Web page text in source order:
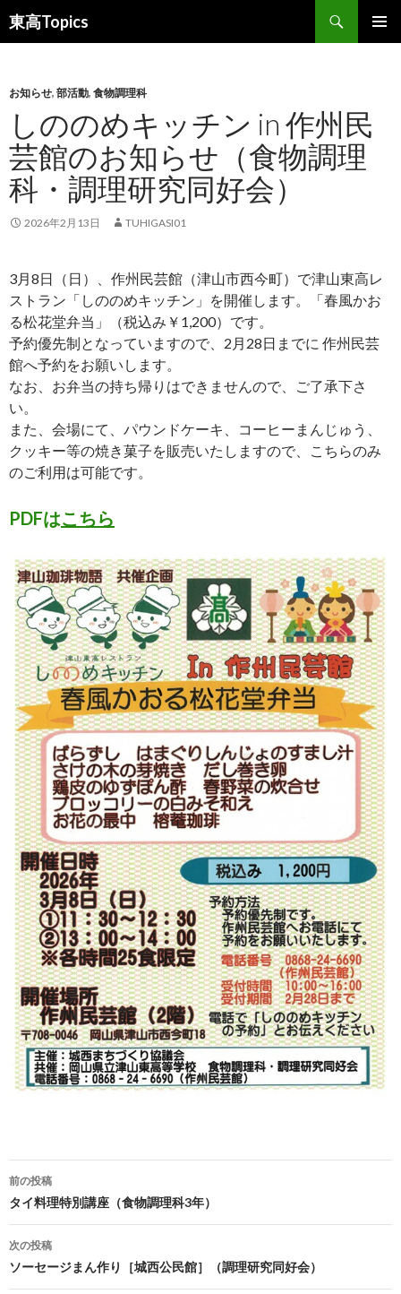
東高Topics
検
索
ン
ツ
へ
ス
キ
ッ
プ
お知らせ, 部活動, 食物調理科
しののめキッチン in 作州民
芸館のお知らせ（食物調理
科・調理研究同好会）
2026年2月13日 TUHIGASI01
3月8日（日）、作州民芸館（津山市西今町）で津山東高レ
ストラン「しののめキッチン」を開催します。「春風かお
る松花堂弁当」（税込み￥1,200）です。
予約優先制となっていますので、2月28日までに 作州民芸
館へ予約をお願いします。
なお、お弁当の持ち帰りはできませんので、ご了承下さ
い。
また、会場にて、パウンドケーキ、コーヒーまんじゅう、
クッキー等の焼き菓子を販売いたしますので、こちらのみ
のご利用は可能です。
PDFはこちら
投
稿
ナ
前の投稿
タイ料理特別講座（食物調理科3年）
次の投稿
ソーセージまん作り［城西公民館］（調理研究同好会）